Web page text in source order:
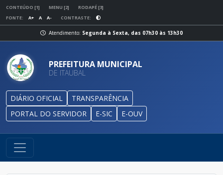
CONTEÚDO [1] MENU [2]
RODAPÉ [3]
FONTE:
A+ A A- CONTRASTE:
Atendimento: Segunda à Sexta, das 07h30 às 13h30
PREFEITURA MUNICIPAL
DE ITAUBAL
DIÁRIO OFICIAL
TRANSPARÊNCIA
PORTAL DO SERVIDOR
E-SIC E-OUV